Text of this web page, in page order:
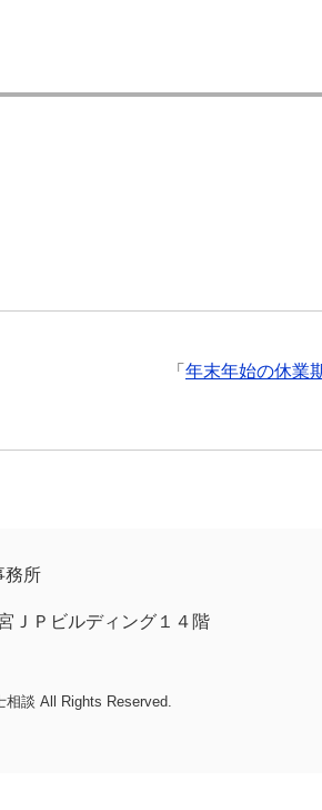
「 年末年始の休業
務所
ＪＰビルディング１４階
相談 All Rights Reserved.